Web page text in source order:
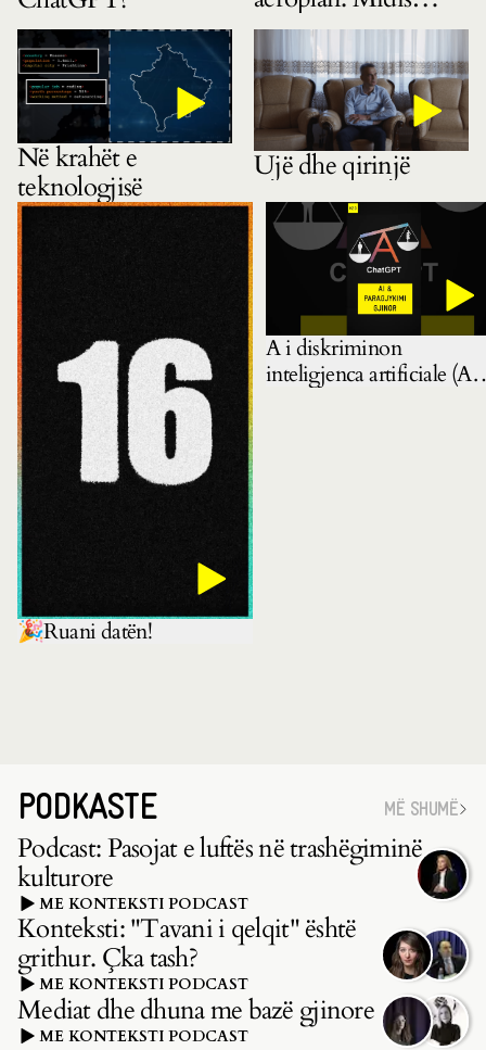
gëzimit dhe
pasigurisë
Në krahët e
teknologjisë
Ujë dhe qirinjë
🎉Ruani datën!
A i diskriminon
inteligjenca artificiale (AI)
PODKASTE MË SHUMË
Podcast: Pasojat e luftës në trashëgiminë
kulturore
ME KONTEKSTI PODCAST
Konteksti: "Tavani i qelqit" është
grithur. Çka tash?
ME KONTEKSTI PODCAST
Mediat dhe dhuna me bazë gjinore
ME KONTEKSTI PODCAST